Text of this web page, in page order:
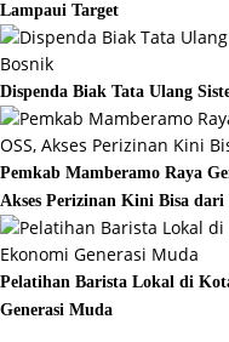
Lampaui Target
Dispenda Biak Tata Ulang
Pemkab Mamberamo Raya
Akses Perizinan Kini Bisa dari
Pelatihan Barista Lokal di
Generasi Muda